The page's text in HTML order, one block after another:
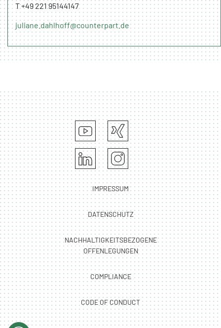
T +49 221 95144147
juliane.dahlhoff@counterpart.de
IMPRESSUM
DATENSCHUTZ
NACHHALTIGKEITSBEZOGENE
OFFENLEGUNGEN
COMPLIANCE
CODE OF CONDUCT